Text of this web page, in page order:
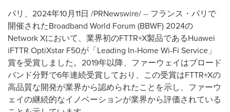
パリ、2024年10月11日 /PRNewswire/ -- フランス・パリで
開催されたBroadband World Forum (BBWF) 2024の
Network Xにおいて、業界初のFTTR+X製品であるHuawei
iFTTR OptiXstar F50が「Leading In-Home Wi-Fi Service」
賞を受賞しました。2019年以降、ファーウェイはブロード
バンド分野で6年連続受賞しており、この受賞はFTTR+Xの
高品質な開発が業界から認められたことを示し、ファーウ
ェイの継続的なイノベーションが業界から評価されている